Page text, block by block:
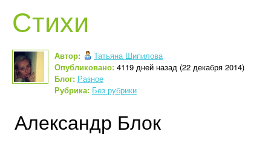
Стихи
Автор:
Татьяна Шипилова
Опубликовано: 4119 дней назад (22 декабря 2014)
Блог: Разное
Рубрика: Без рубрики
Александр Блок